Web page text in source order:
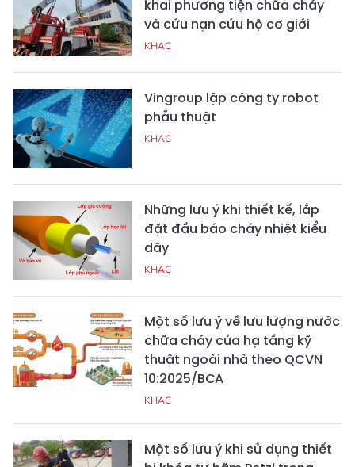
khai phương tiện chữa cháy
và cứu nạn cứu hộ cơ giới
KHAC
Vingroup lập công ty robot
phẫu thuật
KHAC
Những lưu ý khi thiết kế, lắp
đặt đầu báo cháy nhiệt kiểu
dây
KHAC
Một số lưu ý về lưu lượng nước
chữa cháy của hạ tầng kỹ
thuật ngoài nhà theo QCVN
10:2025/BCA
KHAC
Một số lưu ý khi sử dụng thiết